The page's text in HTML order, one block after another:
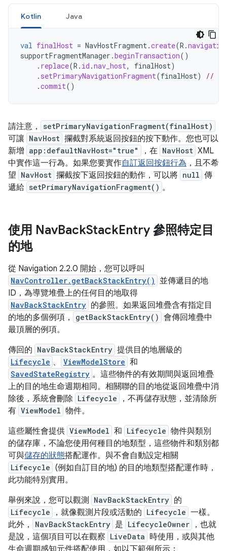
Kotlin Java
val finalHost = NavHostFragment.create(R .
supportFragmentManager .beginTransaction()
. replace(R . id .nav_host, finalHost)
. setPrimaryNavigationFragment(finalHost)
//
.commit()
請注意， setPrimaryNavigationFragment(finalHost)
可讓 NavHost 攔截對系統返回按鈕的按下動作。您也可以
新增 app:defaultNavHost="true" ，在 NavHost XML
中實作這一行為。如果您要實作自訂返回按鈕行為 ，且不希
望 NavHost 攔截按下返回按鈕的動作，可以將 null 傳
遞給 setPrimaryNavigationFragment() 。
使用 NavBackStackEntry 參照特定目
的地
從 Navigation 2.2.0 開始，您可以呼叫
NavController.getBackStackEntry() 並傳遞目的地
ID，為導覽堆疊上的任何目的地取得
NavBackStackEntry 的參照。如果返回堆疊含有指定目
的地的多個例項，
getBackStackEntry() 會傳回堆疊中
最頂層的例項。
傳回的 NavBackStackEntry 提供目的地層級的
Lifecycle 、 ViewModelStore 和
SavedStateRegistry 。這些物件的有效期間與返回堆疊
上的目的地生命週期相同。相關聯的目的地從返回堆疊中消
除後，系統會刪除 Lifecycle
，不再儲存狀態，並清除所
有 ViewModel 物件。
這些屬性會提供 ViewModel 和 Lifecycle 物件與類別
的儲存庫，不論您使用何種目的地類型，這些物件和類別都
可與儲存的狀態搭配運作。與不會自動設定相關
Lifecycle (例如自訂目的地) 的目的地類型搭配運作時，
此功能特別實用。
舉例來說，您可以觀測
NavBackStackEntry 的
Lifecycle ，就像觀測片段或活動的 Lifecycle 一樣。
此外，
NavBackStackEntry 是 LifecycleOwner
，也就
是說，這個項目可以在觀察 LiveData 時使用，或與其他
生命週期感知元件搭配使用，如以下範例所示：